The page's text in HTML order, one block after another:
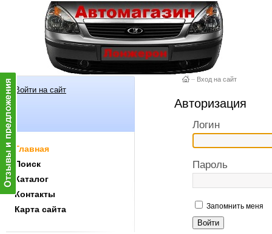
Войти на сайт
Главная
Поиск
Каталог
Контакты
Карта сайта
– Вход на сайт
Авторизация
Логин
Пароль
Запомнить меня